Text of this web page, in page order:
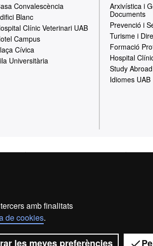
amb finalitats
de cookies.
les meves preferències
Convalescència
Blanc
Clínic Veterinari UAB
Campus
Cívica
Universitària
Arxivística i
Documents
Prevenció i
Turisme i
Formació
Hospital
Study Abroad
Idiomes UAB
Barcelona és una entitat creada en el si
en el foment i la realització d’activitats
comercials i de gestió patrimonial